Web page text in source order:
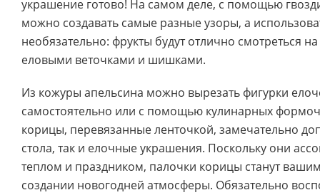
украшение готово! На самом деле, с помощью
можно создавать самые разные узоры, а
необязательно: фрукты будут отлично смотреться
еловыми веточками и шишками.
Из кожуры апельсина можно вырезать фигурки
самостоятельно или с помощью кулинарных
корицы, перевязанные ленточкой, замечательно
стола, так и елочные украшения. Поскольку они
теплом и праздником, палочки корицы станут
создании новогодней атмосферы. Обязательно